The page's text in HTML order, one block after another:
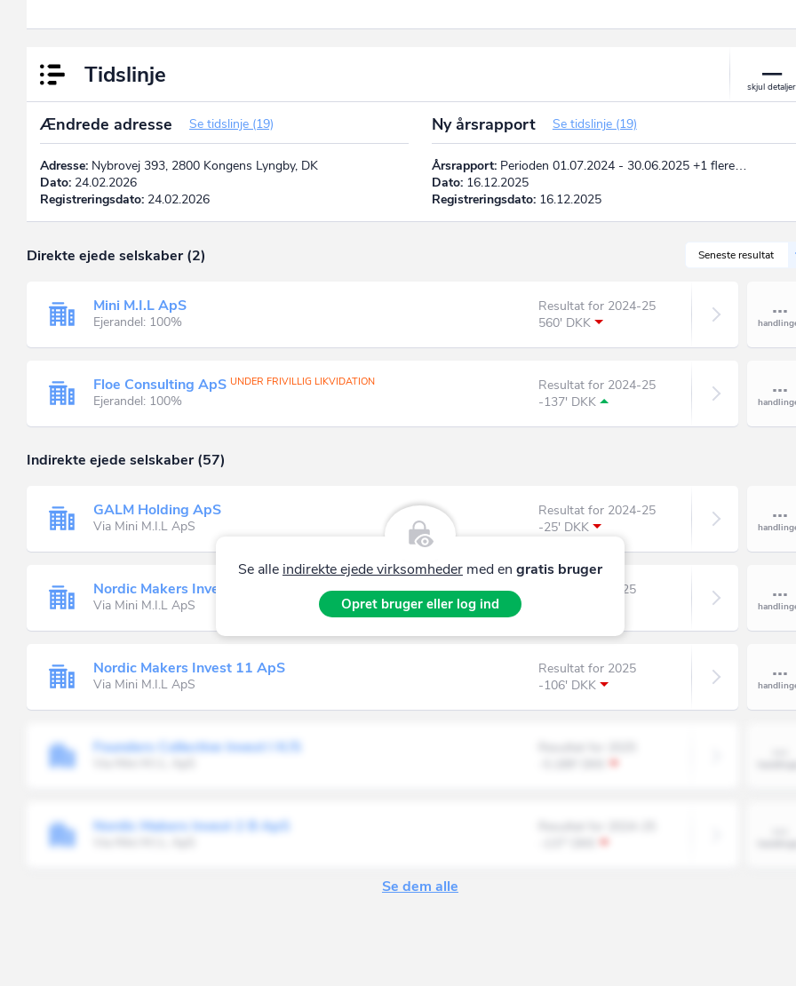
Tidslinje
Ændrede adresse Se tidslinje (19)
Adresse: Nybrovej 393, 2800 Kongens Lyngby, DK
Dato: 24.02.2026
Registreringsdato: 24.02.2026
Ny årsrapport Se tidslinje (19)
Årsrapport:Perioden 01.07.2024 - 30.06.2025 +1 flere…
Dato:16.12.2025
Registreringsdato:16.12.2025
Seneste resultat
Direkte ejede selskaber (2)
Mini M.I.L ApS
Ejerandel: 100%
Resultat for 2024-25
560' DKK
Floe Consulting ApS UNDER FRIVILLIG LIKVIDATION
Ejerandel: 100%
Resultat for 2024-25
-137' DKK
Indirekte ejede selskaber (57)
GALM Holding ApS
Via Mini M.I.L ApS
Resultat for 2024-25
-25' DKK
Nordic Makers Invest 7 ApS
Via Mini M.I.L ApS
Resultat for 2025
Nordic Makers Invest 11 ApS
Via Mini M.I.L ApS
Resultat for 2025
-106' DKK
Founders Collective Invest I K/S
Nordic Makers Invest 2 B ApS
Se alle indirekte ejede virksomhedermed en gratis bruger
Opret bruger eller log ind
Se dem alle